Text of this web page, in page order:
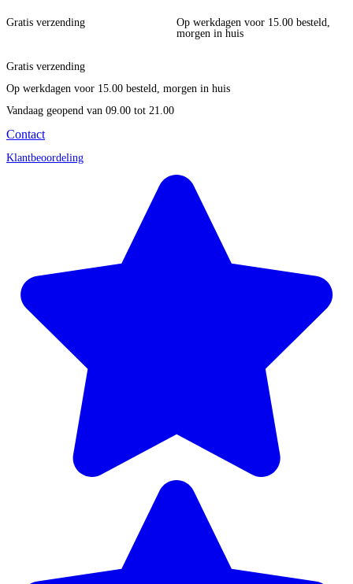
Gratis verzending
Op werkdagen voor 15.00 besteld,
morgen in huis
Gratis verzending
Op werkdagen voor 15.00 besteld, morgen in huis
Vandaag geopend van 09.00 tot 21.00
Contact
Klantbeoordeling